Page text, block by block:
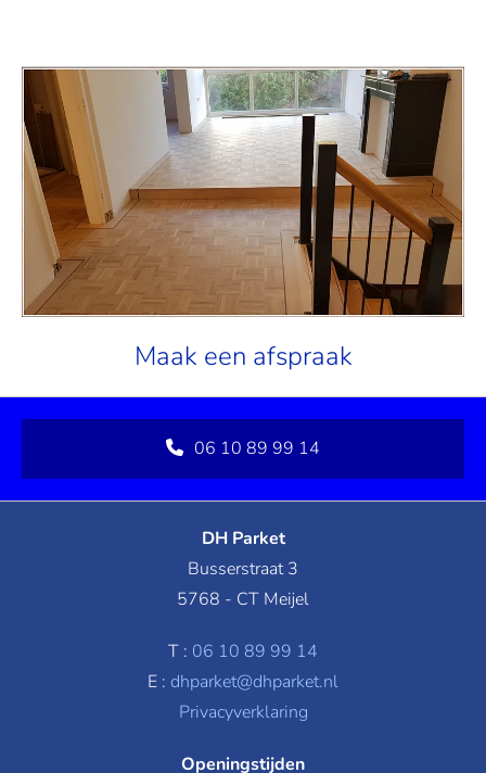
Maak een afspraak
06 10 89 99 14
DH Parket
Busserstraat 3
5768 - CT Meijel
T : 06 10 89 99 14
E : dhparket@dhparket.nl
Privacyverklaring
Openingstijden